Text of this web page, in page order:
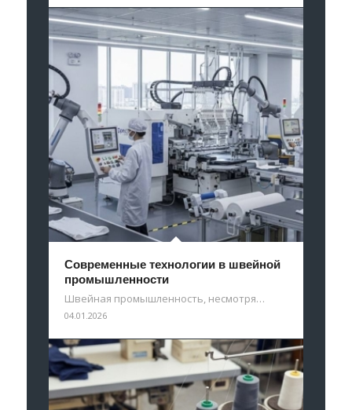
Современные технологии в швейной
промышленности
Швейная промышленность, несмотря…
04.01.2026